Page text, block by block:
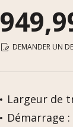
DEMANDER UN
Largeur de
Démarrage